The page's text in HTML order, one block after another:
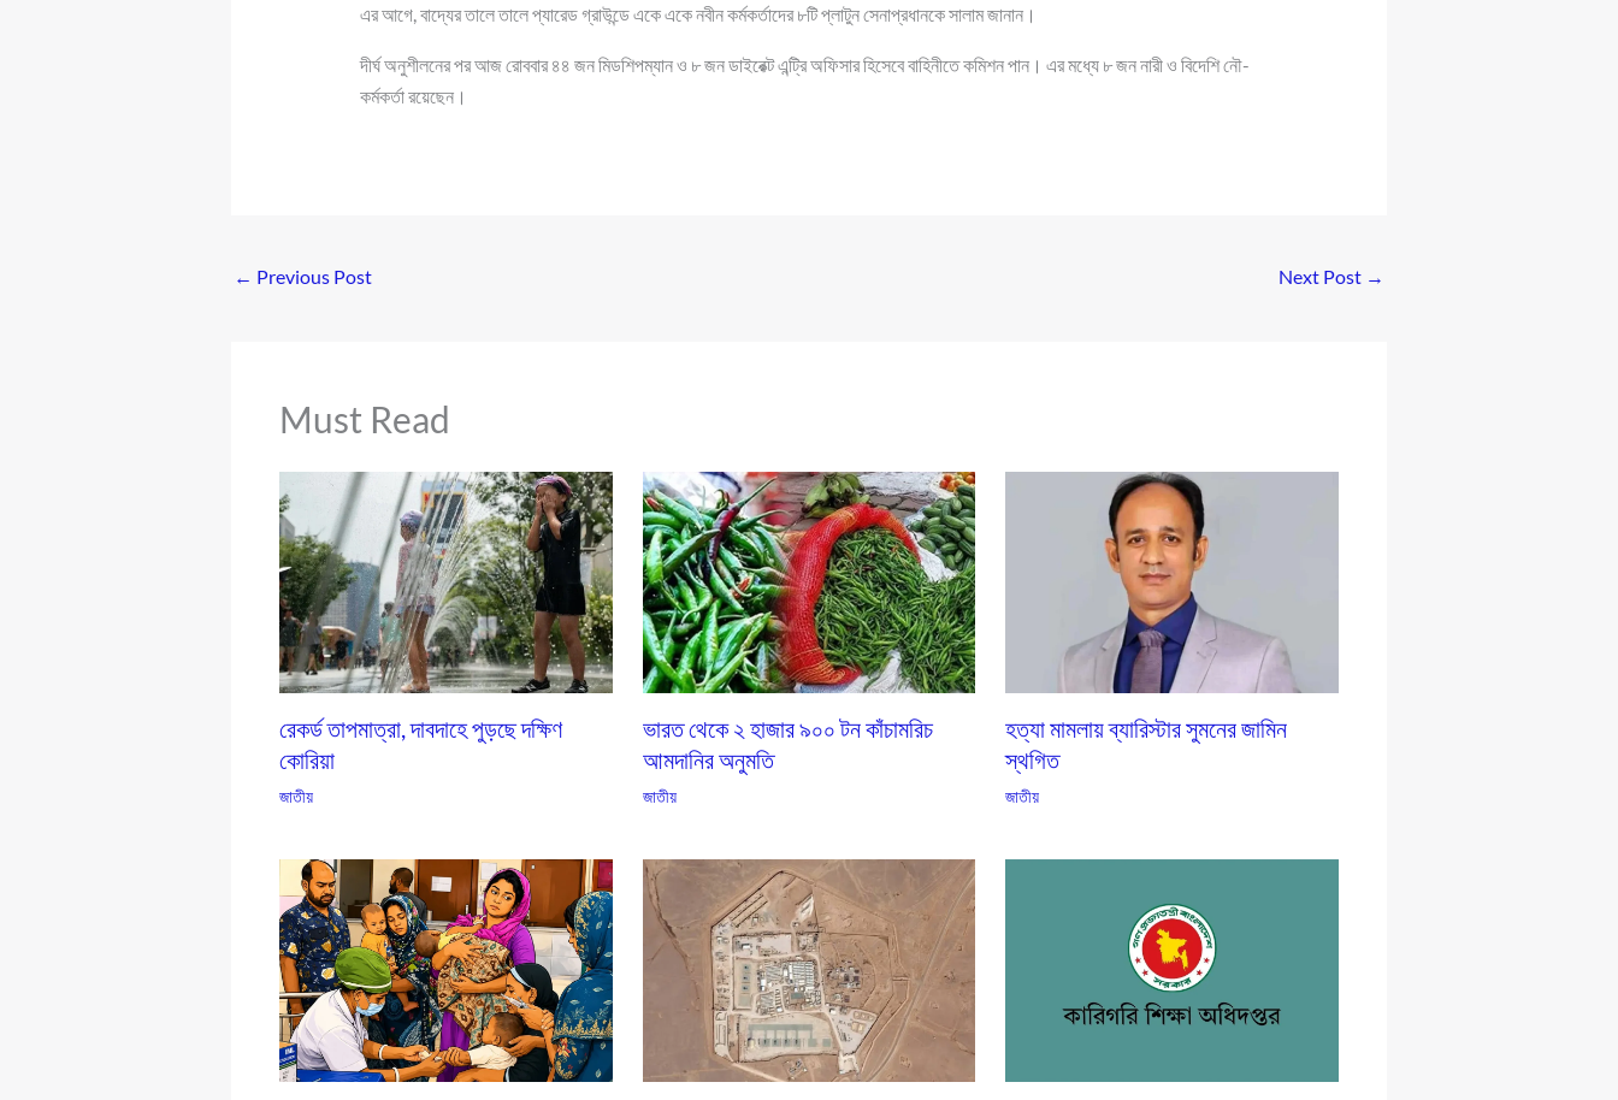
এর আগে, বাদ্যের তালে তালে প্যারেড গ্রাউন্ডে একে একে নবীন কর্মকর্তাদের ৮টি প্লাটুন সেনাপ্রধানকে সালাম জানান।
দীর্ঘ অনুশীলনের পর আজ রোববার ৪৪ জন মিডশিপম্যান ও ৮ জন ডাইরেক্ট এন্ট্রি অফিসার হিসেবে বাহিনীতে কমিশন পান। এর মধ্যে ৮ জন নারী ও বিদেশি নৌ-
কর্মকর্তা রয়েছেন।
← Previous Post Next Post →
Must Read
রেকর্ড তাপমাত্রা, দাবদাহে পুড়ছে দক্ষিণ
কোরিয়া
জাতীয়
ভারত থেকে ২ হাজার ৯০০ টন কাঁচামরিচ
আমদানির অনুমতি
জাতীয়
হত্যা মামলায় ব্যারিস্টার সুমনের জামিন
স্থগিত
জাতীয়